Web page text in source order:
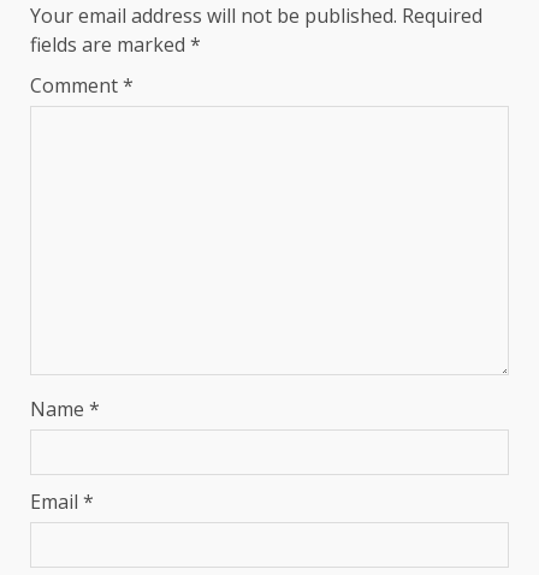
Your email address will not be published. Required
fields are marked *
Comment*
Name *
Email *